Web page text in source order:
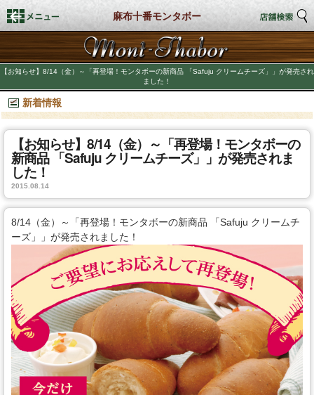
麻布十番モンタボー
【お知らせ】8/14（金）～「再登場！モンタボーの新商品 「Safuju クリームチーズ」」が発売され
ました！
新着情報
【お知らせ】8/14（金）～「再登場！モンタボーの
新商品 「Safuju クリームチーズ」」が発売されま
した！
2015.08.14
8/14（金）～「再登場！モンタボーの新商品 「Safuju クリームチ
ーズ」」が発売されました！
トップページ
店舗検索
新着情報
商品情報
期間限定商品
店舗スタイル
私たちのこだわり
商品づくり
スタッフの心得
銘水食パン 吟屋久島